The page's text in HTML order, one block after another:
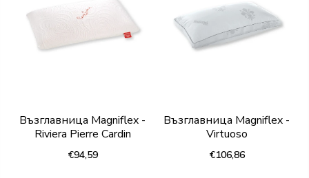
Възглавница Magniflex -
Riviera Pierre Cardin
€94,59
Възглавница Magniflex -
Virtuoso
€106,86